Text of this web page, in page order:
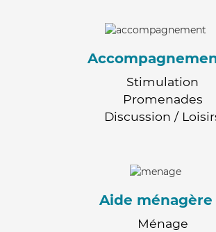
Stimulation
Promenades
Discussion /
Aide ménagère
Ménage